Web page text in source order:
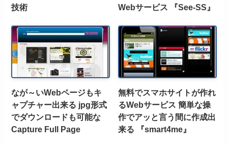
技術
Webサービス 『See-SS』
なが～いWebページもキ
ャプチャー出来る jpg形式
でダウンロードも可能な
Capture Full Page
無料でスマホサイトが作れ
るWebサービス 簡単な操
作でアッと言う間に作成出
来る 『smart4me』